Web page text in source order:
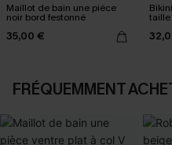
Maillot de bain une pièce
noir bord festonné
35,00 €
FRÉQUEMMENT